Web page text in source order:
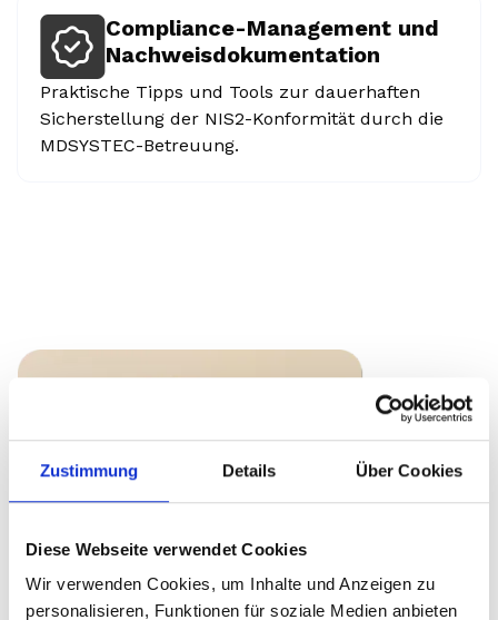
Zustimmung Details Über Cookies
Diese Webseite verwendet Cookies
Wir verwenden Cookies, um Inhalte und Anzeigen zu
personalisieren, Funktionen für soziale Medien anbieten
Compliance-Management und
Nachweisdokumentation
Praktische Tipps und Tools zur dauerhaften
Sicherstellung der NIS2-Konformität durch die
MDSYSTEC-Betreuung.